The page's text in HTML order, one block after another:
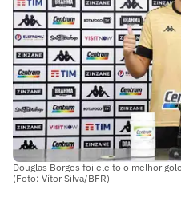
Douglas Borges foi eleito o melhor
(Foto: Vítor Silva/BFR)